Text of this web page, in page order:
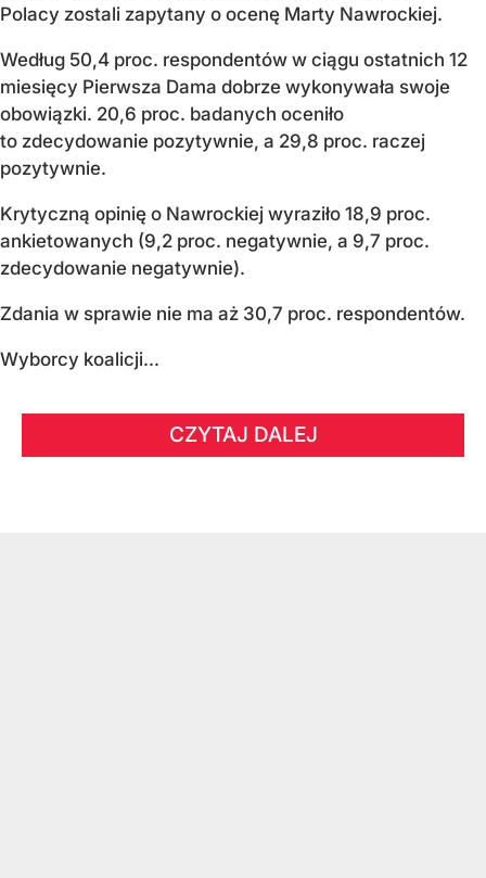
Polacy zostali zapytany o ocenę Marty Nawrockiej.
Według 50,4 proc. respondentów w ciągu ostatnich 12
miesięcy Pierwsza Dama dobrze wykonywała swoje
obowiązki. 20,6 proc. badanych oceniło
to zdecydowanie pozytywnie, a 29,8 proc. raczej
pozytywnie.
Krytyczną opinię o Nawrockiej wyraziło 18,9 proc.
ankietowanych (9,2 proc. negatywnie, a 9,7 proc.
zdecydowanie negatywnie).
Zdania w sprawie nie ma aż 30,7 proc. respondentów.
Wyborcy koalicji...
CZYTAJ DALEJ